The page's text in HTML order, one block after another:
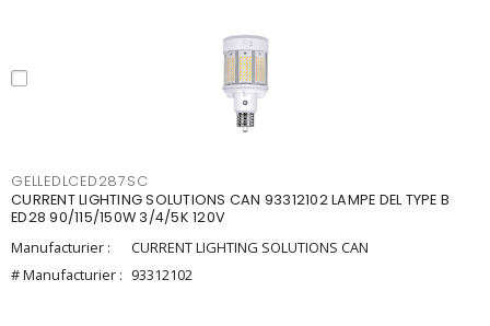
GELLEDLCED287SC
CURRENT LIGHTING SOLUTIONS CAN 93312102 LAMPE DEL TYPE B
ED28 90/115/150W 3/4/5K 120V
Manufacturier :
CURRENT LIGHTING SOLUTIONS CAN
# Manufacturier : 93312102